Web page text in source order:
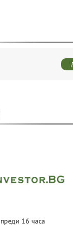
преди 16 часа